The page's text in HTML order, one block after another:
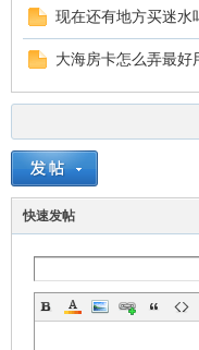
现在还有地方买迷水
大海房卡怎么弄最
快速发帖